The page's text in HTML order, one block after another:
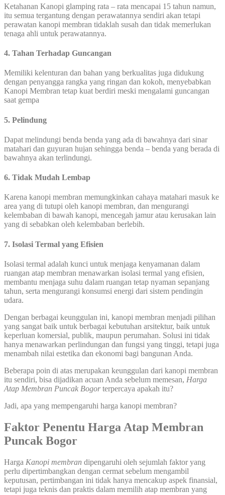
Ketahanan Kanopi glamping rata – rata mencapai 15 tahun namun,
itu semua tergantung dengan perawatannya sendiri akan tetapi
perawatan kanopi membran tidaklah susah dan tidak memerlukan
tenaga ahli untuk perawatannya.
4. Tahan Terhadap Guncangan
Memiliki kelenturan dan bahan yang berkualitas juga didukung
dengan penyangga rangka yang ringan dan kokoh, menyebabkan
Kanopi Membran tetap kuat berdiri meski mengalami guncangan
saat gempa
5. Pelindung
Dapat melindungi benda benda yang ada di bawahnya dari sinar
matahari dan guyuran hujan sehingga benda – benda yang berada di
bawahnya akan terlindungi.
6. Tidak Mudah Lembap
Karena kanopi membran memungkinkan cahaya matahari masuk ke
area yang di tutupi oleh kanopi membran, dan mengurangi
kelembaban di bawah kanopi, mencegah jamur atau kerusakan lain
yang di sebabkan oleh kelembaban berlebih.
7. Isolasi Termal yang Efisien
Isolasi termal adalah kunci untuk menjaga kenyamanan dalam
ruangan atap membran menawarkan isolasi termal yang efisien,
membantu menjaga suhu dalam ruangan tetap nyaman sepanjang
tahun, serta mengurangi konsumsi energi dari sistem pendingin
udara.
Dengan berbagai keunggulan ini, kanopi membran menjadi pilihan
yang sangat baik untuk berbagai kebutuhan arsitektur, baik untuk
keperluan komersial, publik, maupun perumahan. Solusi ini tidak
hanya menawarkan perlindungan dan fungsi yang tinggi, tetapi juga
menambah nilai estetika dan ekonomi bagi bangunan Anda.
Beberapa poin di atas merupakan keunggulan dari kanopi membran
itu sendiri, bisa dijadikan acuan Anda sebelum memesan, Harga
Atap Membran Puncak Bogorterpercaya apakah itu?
Jadi, apa yang mempengaruhi harga kanopi membran?
Faktor Penentu Harga Atap Membran
Puncak Bogor
Harga Kanopi membran dipengaruhi oleh sejumlah faktor yang
perlu dipertimbangkan dengan cermat sebelum mengambil
keputusan, pertimbangan ini tidak hanya mencakup aspek finansial,
tetapi juga teknis dan praktis dalam memilih atap membran yang